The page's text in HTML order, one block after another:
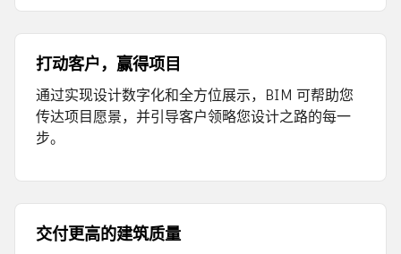
打动客户，赢得项目
通过实现设计数字化和全方位展示，BIM 可帮助您
传达项目愿景，并引导客户领略您设计之路的每一
步。
交付更高的建筑质量